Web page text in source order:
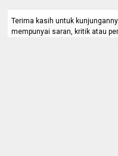
Terima kasih untuk
mempunyai saran, kritik atau